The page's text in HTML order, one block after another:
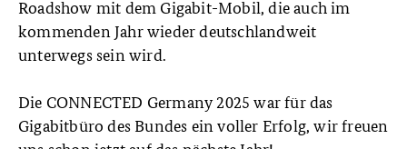
Roadshow mit dem Gigabit-Mobil, die auch im
kommenden Jahr wieder deutschlandweit
unterwegs sein wird.
Die CONNECTED Germany 2025 war für das
Gigabitbüro des Bundes ein voller Erfolg, wir freuen